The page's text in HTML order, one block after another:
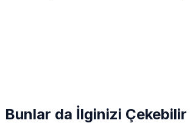
Bunlar da İlginizi Çekebilir